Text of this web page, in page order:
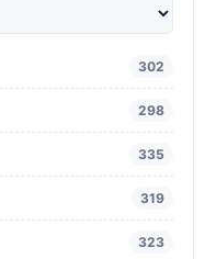
302
298
335
319
323